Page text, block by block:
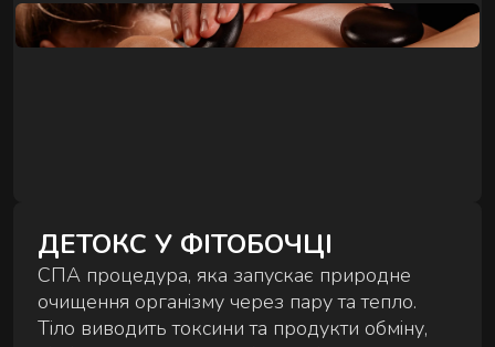
ДЕТОКС У ФІТОБОЧЦІ
СПА процедура, яка запускає природне
очищення організму через пару та тепло.
Тіло виводить токсини та продукти обміну,